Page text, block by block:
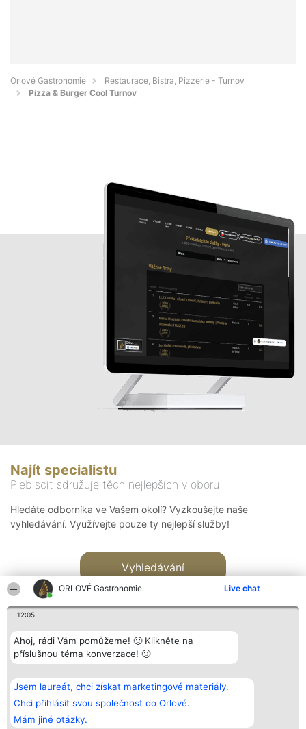
ORLOVÉ Gastronomie Live chat
12:05
Ahoj, rádi Vám pomůžeme! 🙂 Klikněte na
příslušnou téma konverzace! 🙂
Jsem laureát, chci získat marketingové materiály.
Chci přihlásit svou společnost do Orlové.
Mám jiné otázky.
Orlové Gastronomie
Restaurace, Bistra, Pizzerie - Turnov
Pizza & Burger Cool Turnov
Najít specialistu
Plebiscit sdružuje těch nejlepších v oboru
Hledáte odborníka ve Vašem okolí? Vyzkoušejte naše
vyhledávání. Využívejte pouze ty nejlepší služby!
Vyhledávání
Bright Side Solutions sp. z o.
o. sp. k.
ul. Ruska 22
Wrocław 50-079
KRS 0000749100 | Regon
Vítězové
Seznam všech
laureátů
Zásady
Kontakt